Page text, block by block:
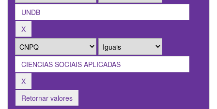
Retornar valores